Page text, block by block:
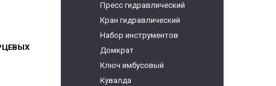
Пресс гидравлический
Кран гидравлический
Набор инструментов
Домкрат
Ключ имбусовый
Кувалда